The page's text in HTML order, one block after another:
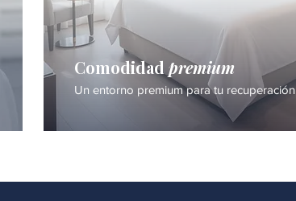
Comodidad premium
Un entorno premium para tu recuperación